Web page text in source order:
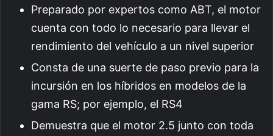
Preparado por expertos como ABT, el motor
cuenta con todo lo necesario para llevar el
rendimiento del vehículo a un nivel superior
Consta de una suerte de paso previo para la
incursión en los híbridos en modelos de la
gama RS; por ejemplo, el RS4
Demuestra que el motor 2.5 junto con toda